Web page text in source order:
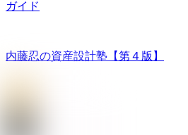
ガイド
内藤忍の資産設計塾【第４版】